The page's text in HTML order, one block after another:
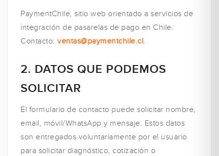
PaymentChile, sitio web orientado a servicios de
integración de pasarelas de pago en Chile.
Contacto: ventas@paymentchile.cl.
2. DATOS QUE PODEMOS
SOLICITAR
El formulario de contacto puede solicitar nombre,
email, móvil/WhatsApp y mensaje. Estos datos
son entregados voluntariamente por el usuario
para solicitar diagnóstico, cotización o